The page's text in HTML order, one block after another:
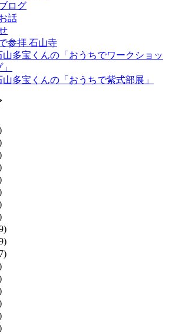
ログ
話
参拝 石山寺
山多宝くんの「おうちでワークショッ
山多宝くんの「おうちで紫式部展」